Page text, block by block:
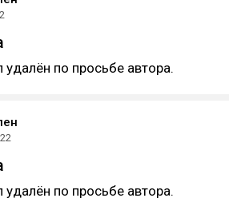
по просьбе автора.
по просьбе автора.